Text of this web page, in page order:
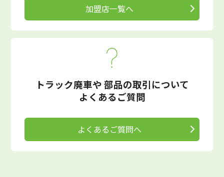
加盟店一覧へ
トラック廃車や部品の取引について
よくあるご質問
よくあるご質問へ